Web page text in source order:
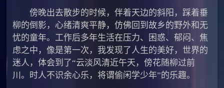
傍晚出去散步的时候，伴着天边的斜阳，踩着垂
柳的倒影，心绪清爽平静，仿佛回到故乡的野外和无
忧的童年。工作后多年生活在压力、困惑、郁闷、焦
虑之中，像是第一次，我发现了人生的美好，世界的
迷人，体会到了“云淡风清近午天，傍花随柳过前
川。时人不识余心乐，将谓偷闲学少年”的乐趣。